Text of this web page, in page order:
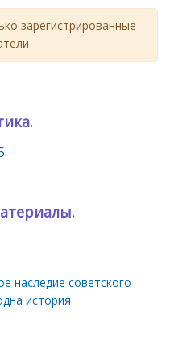
зарегистрированные
наследие советского
история